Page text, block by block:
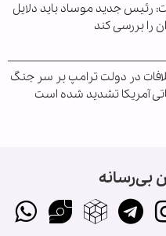
رئیس جدید موساد باید دلایل
را بررسی کند
در دولت ترامپ بر سر جنگ
آمریکا تشدید شده است
بی‌رسانه